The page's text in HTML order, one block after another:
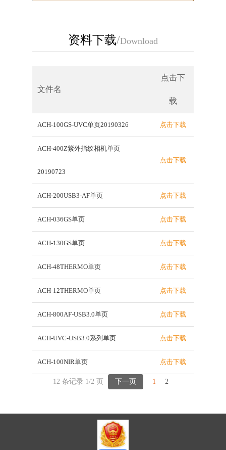
资料下载/Download
文件名
点击下
载
ACH-100GS-UVC单页20190326 点击下载
ACH-400Z紫外指纹相机单页
20190723
点击下载
ACH-200USB3-AF单页 点击下载
ACH-036GS单页 点击下载
ACH-130GS单页 点击下载
ACH-48THERMO单页 点击下载
ACH-12THERMO单页 点击下载
ACH-800AF-USB3.0单页 点击下载
ACH-UVC-USB3.0系列单页 点击下载
ACH-100NIR单页 点击下载
12 条记录 1/2 页 下一页 1 2